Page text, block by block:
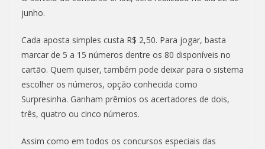
junho.
Cada aposta simples custa R$ 2,50. Para jogar, basta
marcar de 5 a 15 números dentre os 80 disponíveis no
cartão. Quem quiser, também pode deixar para o sistema
escolher os números, opção conhecida como
Surpresinha. Ganham prêmios os acertadores de dois,
três, quatro ou cinco números.
Assim como em todos os concursos especiais das